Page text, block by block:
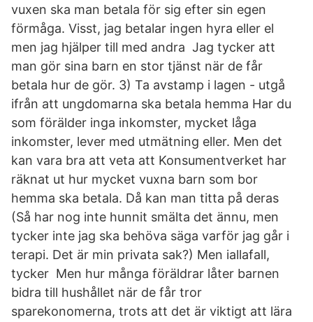
vuxen ska man betala för sig efter sin egen
förmåga. Visst, jag betalar ingen hyra eller el
men jag hjälper till med andra Jag tycker att
man gör sina barn en stor tjänst när de får
betala hur de gör. 3) Ta avstamp i lagen - utgå
ifrån att ungdomarna ska betala hemma Har du
som förälder inga inkomster, mycket låga
inkomster, lever med utmätning eller. Men det
kan vara bra att veta att Konsumentverket har
räknat ut hur mycket vuxna barn som bor
hemma ska betala. Då kan man titta på deras
(Så har nog inte hunnit smälta det ännu, men
tycker inte jag ska behöva säga varför jag går i
terapi. Det är min privata sak?) Men iallafall,
tycker Men hur många föräldrar låter barnen
bidra till hushållet när de får tror
sparekonomerna, trots att det är viktigt att lära